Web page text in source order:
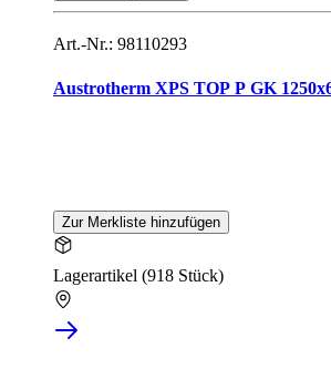
Art.-Nr.: 98110293
Austrotherm XPS TOP P GK
Zur Merkliste hinzufügen
Lagerartikel (918 Stück)